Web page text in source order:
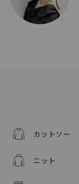
カットソー
ニット